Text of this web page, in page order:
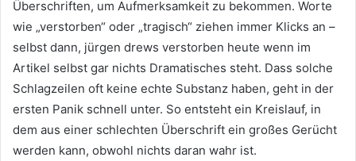
Überschriften, um Aufmerksamkeit zu bekommen. Worte
wie „verstorben“ oder „tragisch“ ziehen immer Klicks an –
selbst dann, jürgen drews verstorben heute wenn im
Artikel selbst gar nichts Dramatisches steht. Dass solche
Schlagzeilen oft keine echte Substanz haben, geht in der
ersten Panik schnell unter. So entsteht ein Kreislauf, in
dem aus einer schlechten Überschrift ein großes Gerücht
werden kann, obwohl nichts daran wahr ist.